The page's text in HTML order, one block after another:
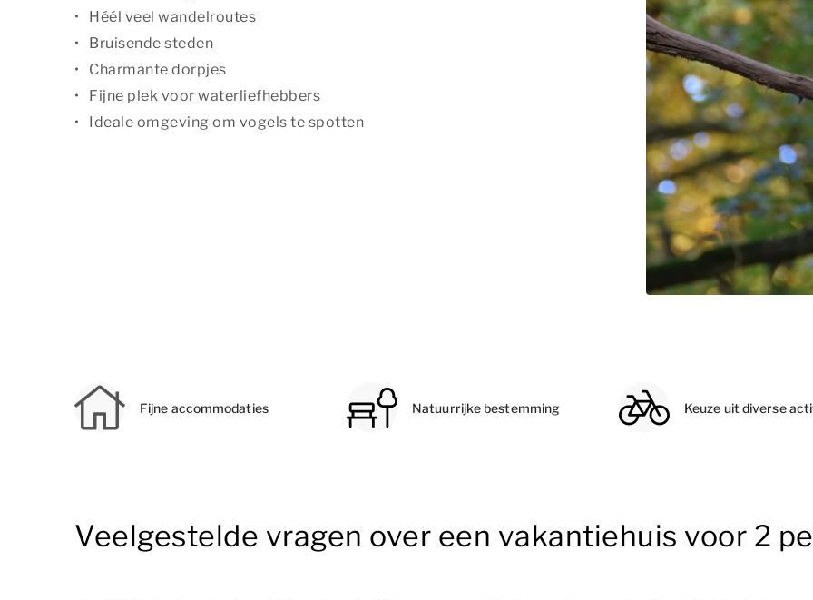
Héél veel wandelroutes
Bruisende steden
Charmante dorpjes
Fijne plek voor waterliefhebbers
Ideale omgeving om vogels te spotten
Fijne accommodaties Natuurrijke bestemming Keuze uit diverse
Veelgestelde vragen over een vakantiehuis voor 2